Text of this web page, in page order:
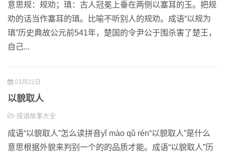
意思规：规劝；瑱：古人冠冕上垂在两侧以塞耳的玉。把规
劝的话当作塞耳的瑱。比喻不听别人的规劝。成语“以规为
瑱”历史典故公元前541年，楚国的令尹公于围杀害了楚王，
自己...
03月22日
以貌取人
成语故事大全
成语“以貌取人”怎么读拼音yǐ mào qǔ rén“以貌取人”是什么
意思根据外貌来判别一个的的品质才能。成语“以貌取人”历